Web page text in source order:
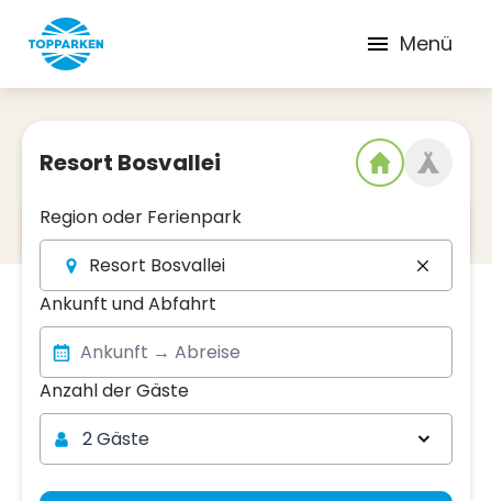
Menü
Datum und Region
Resort Bosvallei
Region oder Ferienpark
Resort Bosvallei
Ankunft und Abfahrt
Anzahl der Gäste
Anzahl der Gäste
2 Gäste